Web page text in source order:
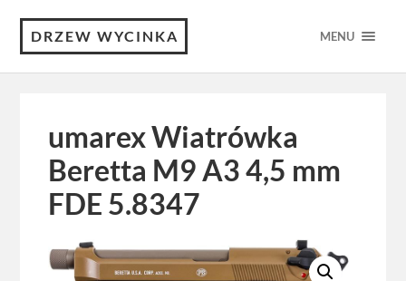
DRZEW WYCINKA MENU
umarex Wiatrówka
Beretta M9 A3 4,5 mm
FDE 5.8347